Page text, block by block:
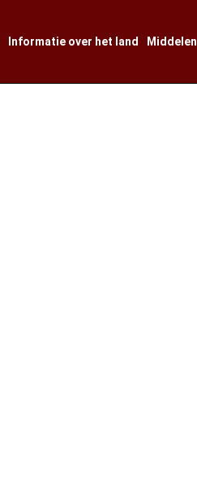
Informatie over het land Middelen